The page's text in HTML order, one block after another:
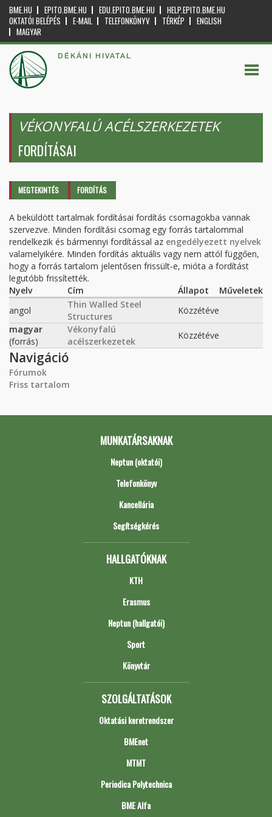
BME.HU EPITO.BME.HU EDU.EPITO.BME.HU
HELP.EPITO.BME.HU
OKTATÓI BELÉPÉS
E-MAIL TELEFONKÖNYV TÉRKÉP
ENGLISH
MAGYAR
DÉKÁNI HIVATAL
VÉKONYFALÚ ACÉLSZERKEZETEK
FORDÍTÁSAI
Elsődleges fülek
MEGTEKINTÉS FORDÍTÁS
A beküldött tartalmak fordításai fordítás csomagokba vannak
szervezve. Minden fordítási csomag egy forrás tartalommal
rendelkezik és bármennyi fordítással az engedélyezett nyelvek
valamelyikére. Minden fordítás aktuális vagy nem attól függően,
hogy a forrás tartalom jelentősen frissült-e, mióta a fordítást
legutóbb frissítették.
Nyelv
Cím Állapot
Műveletek
angol
Thin Walled Steel
Structures
Közzétéve
magyar
(forrás)
Vékonyfalú
acélszerkezetek
Közzétéve
Navigáció
Fórumok
Friss tartalom
MUNKATÁRSAKNAK
Neptun (oktatói)
Telefonkönyv
Kancellária
Segítségkérés
HALLGATÓKNAK
KTH
Erasmus
Neptun (hallgatói)
Sport
Könyvtár
SZOLGÁLTATÁSOK
Oktatási keretrendszer
BMEnet
MTMT
Periodica Polytechnica
BME Alfa